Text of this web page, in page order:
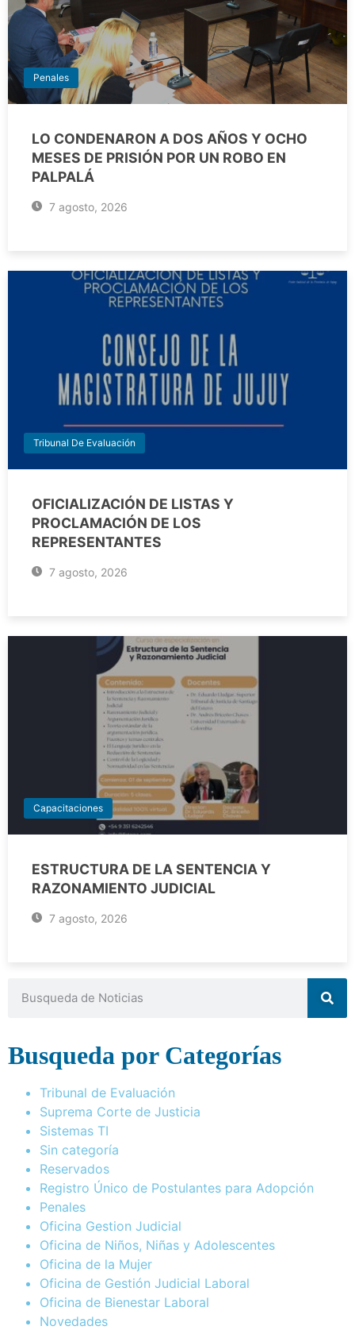
Penales
LO CONDENARON A DOS AÑOS Y OCHO
MESES DE PRISIÓN POR UN ROBO EN
PALPALÁ
7 agosto, 2026
Tribunal De Evaluación
OFICIALIZACIÓN DE LISTAS Y
PROCLAMACIÓN DE LOS
REPRESENTANTES
7 agosto, 2026
Capacitaciones
ESTRUCTURA DE LA SENTENCIA Y
RAZONAMIENTO JUDICIAL
7 agosto, 2026
Busqueda por Categorías
Tribunal de Evaluación
Suprema Corte de Justicia
Sistemas TI
Sin categoría
Reservados
Registro Único de Postulantes para Adopción
Penales
Oficina Gestion Judicial
Oficina de Niños, Niñas y Adolescentes
Oficina de la Mujer
Oficina de Gestión Judicial Laboral
Oficina de Bienestar Laboral
Novedades